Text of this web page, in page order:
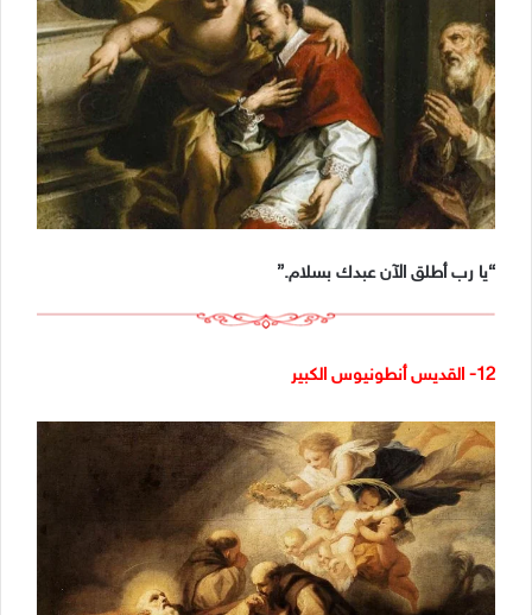
“يا رب أطلق الآن عبدك بسلام.”
12- القديس أنطونيوس الكبير